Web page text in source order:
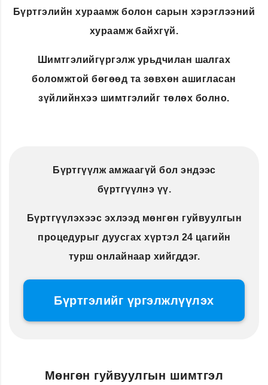
Бүртгэлийн хураамж болон сарын хэрэглээний
хураамж байхгүй.
Шимтгэлийгүргэлж урьдчилан шалгах
боломжтой бөгөөд та зөвхөн ашигласан
зүйлийнхээ шимтгэлийг төлөх болно.
Бүртгүүлж амжаагүй бол эндээс
бүртгүүлнэ үү.
Бүртгүүлэхээс эхлээд мөнгөн гуйвуулгын
процедурыг дуусгах хүртэл 24 цагийн
турш онлайнаар хийгддэг.
Бүртгэлийг үргэлжлүүлэх
Мөнгөн гуйвуулгын шимтгэл